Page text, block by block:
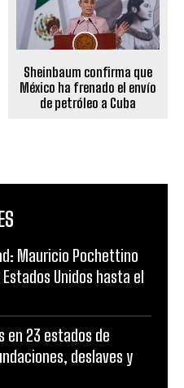
Sheinbaum confirma que
México ha frenado el envío
de petróleo a Cuba
Mauricio Pochettino
Unidos hasta el
en 23 estados de
deslaves y